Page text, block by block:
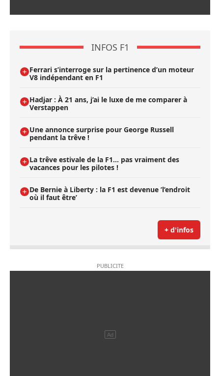
INFOS F1
Ferrari s’interroge sur la pertinence d’un moteur
V8 indépendant en F1
Hadjar : À 21 ans, j’ai le luxe de me comparer à
Verstappen
Une annonce surprise pour George Russell
pendant la trêve !
La trêve estivale de la F1... pas vraiment des
vacances pour les pilotes !
De Bernie à Liberty : la F1 est devenue ’l’endroit
où il faut être’
+ d'infos